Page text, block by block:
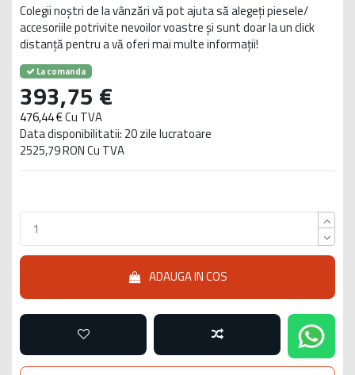
Colegii noștri de la vânzări vă pot ajuta să alegeți piesele/
accesoriile potrivite nevoilor voastre și sunt doar la un click
distanță pentru a vă oferi mai multe informații!
La comanda
393,75 €
476,44 €Cu TVA
Data disponibilitatii: 20 zile lucratoare
2525,79 RON Cu TVA
ADAUGA IN COS